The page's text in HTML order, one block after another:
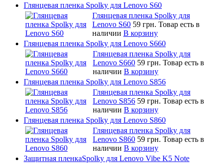
Глянцевая пленка Spolky для Lenovo S60
Глянцевая пленка Spolky для
Lenovo S60 59 грн. Товар есть в
наличии В корзину
Глянцевая пленка Spolky для Lenovo S660
Глянцевая пленка Spolky для
Lenovo S660 59 грн. Товар есть в
наличии В корзину
Глянцевая пленка Spolky для Lenovo S856
Глянцевая пленка Spolky для
Lenovo S856 59 грн. Товар есть в
наличии В корзину
Глянцевая пленка Spolky для Lenovo S860
Глянцевая пленка Spolky для
Lenovo S860 59 грн. Товар есть в
наличии В корзину
Защитная пленкаSpolky для Lenovo Vibe K5 Note